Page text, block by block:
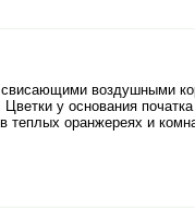
воздушными
у основания
оранжереях и